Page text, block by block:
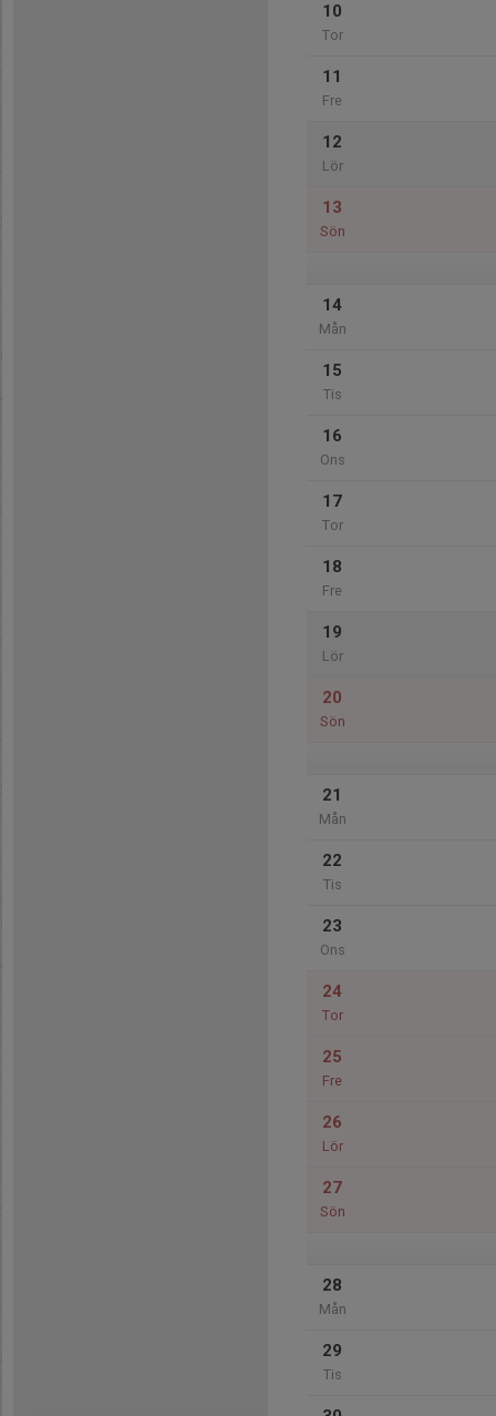
10
Tor
11
Fre
12
Lör
13
Sön
14
Mån
15
Tis
16
Ons
17
Tor
18
Fre
19
Lör
20
Sön
21
Mån
22
Tis
23
Ons
24
Tor
25
Fre
26
Lör
27
Sön
28
Mån
29
Tis